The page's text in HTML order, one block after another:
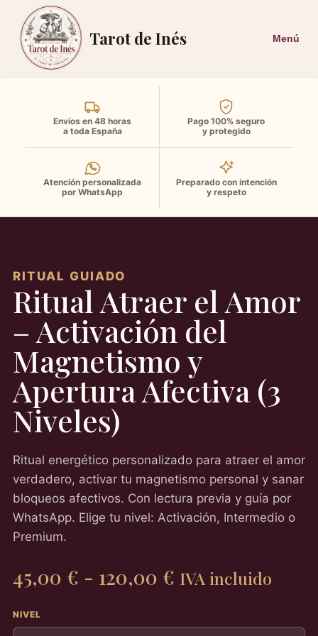
Tarot de Inés
Envíos en 48 horas
a toda España
Pago 100% seguro
y protegido
Atención personalizada
por WhatsApp
Preparado con intención
y respeto
RITUAL GUIADO
Ritual Atraer el Amor
– Activación del
Magnetismo y
Apertura Afectiva (3
Niveles)
Ritual energético personalizado para atraer el amor
verdadero, activar tu magnetismo personal y sanar
bloqueos afectivos. Con lectura previa y guía por
WhatsApp. Elige tu nivel: Activación, Intermedio o
Premium.
45,00 € - 120,00 € Rango
IVA incluido
NIVEL